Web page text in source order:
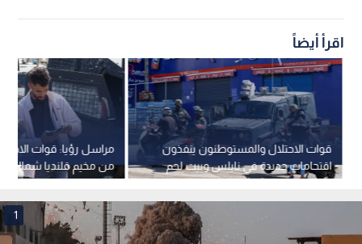
اقرأ أيضاً
مراسل رؤيا: قوات
من مخيم قلنديا شمال
المحتلة
قوات الاحتلال والمستوطنون ينفذون
اقتحامات جديدة في نابلس وبيت لحم
1